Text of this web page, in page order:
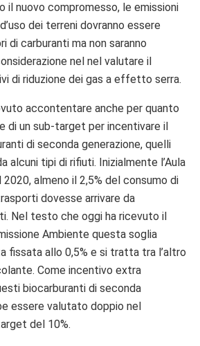
il nuovo compromesso, le emissioni
dei terreni dovranno essere
di carburanti ma non saranno
nel nel valutare il
di riduzione dei gas a effetto serra.
accontentare anche per quanto
di un sub-target per incentivare il
di seconda generazione, quelli
alcuni tipi di rifiuti. Inizialmente l’Aula
almeno il 2,5% del consumo di
dovesse arrivare da
Nel testo che oggi ha ricevuto il
Ambiente questa soglia
fissata allo 0,5% e si tratta tra l’altro
Come incentivo extra
biocarburanti di seconda
essere valutato doppio nel
del 10%.